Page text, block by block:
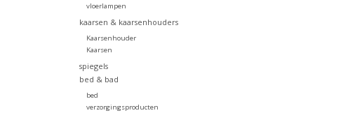
vloerlampen
kaarsen & kaarsenhouders
Kaarsenhouder
Kaarsen
spiegels
bed & bad
bed
verzorgingsproducten